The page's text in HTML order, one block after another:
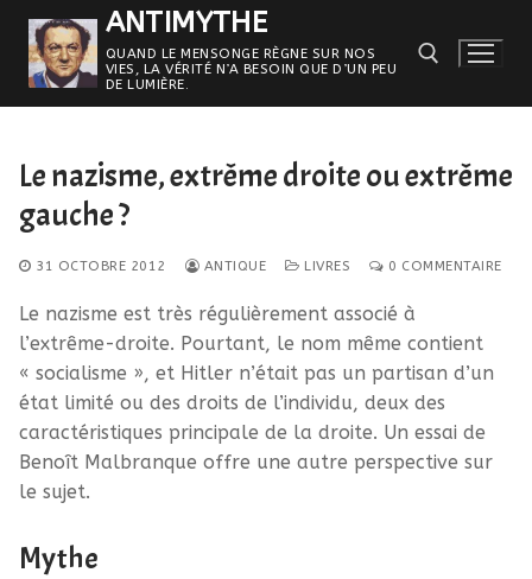
Aller
contenu
ANTIMYTHE
QUAND LE MENSONGE RÈGNE SUR NOS
VIES, LA VÉRITÉ N’A BESOIN QUE D’UN PEU
DE LUMIÈRE.
Le nazisme, extrême droite ou extrême
gauche ?
31 OCTOBRE 2012 ANTIQUE LIVRES 0 COMMENTAIRE
Le nazisme est très régulièrement associé à
l’extrême-droite. Pourtant, le nom même contient
« socialisme », et Hitler n’était pas un partisan d’un
état limité ou des droits de l’individu, deux des
caractéristiques principale de la droite. Un essai de
Benoît Malbranque offre une autre perspective sur
le sujet.
Mythe